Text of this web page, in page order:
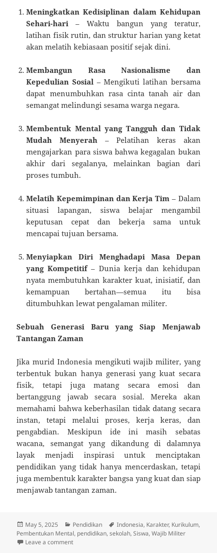
Meningkatkan Kedisiplinan dalam Kehidupan
Sehari-hari – Waktu bangun yang teratur,
latihan fisik rutin, dan struktur harian yang ketat
akan melatih kebiasaan positif sejak dini.
Membangun Rasa Nasionalisme dan
Kepedulian Sosial – Mengikuti latihan bersama
dapat menumbuhkan rasa cinta tanah air dan
semangat melindungi sesama warga negara.
Membentuk Mental yang Tangguh dan Tidak
Mudah Menyerah – Pelatihan keras akan
mengajarkan para siswa bahwa kegagalan bukan
akhir dari segalanya, melainkan bagian dari
proses tumbuh.
Melatih Kepemimpinan dan Kerja Tim – Dalam
situasi lapangan, siswa belajar mengambil
keputusan cepat dan bekerja sama untuk
mencapai tujuan bersama.
Menyiapkan Diri Menghadapi Masa Depan
yang Kompetitif– Dunia kerja dan kehidupan
nyata membutuhkan karakter kuat, inisiatif, dan
kemampuan bertahan—semua itu bisa
ditumbuhkan lewat pengalaman militer.
Sebuah Generasi Baru yang Siap Menjawab
Tantangan Zaman
Jika murid Indonesia mengikuti wajib militer, yang
terbentuk bukan hanya generasi yang kuat secara
fisik, tetapi juga matang secara emosi dan
bertanggung jawab secara sosial. Mereka akan
memahami bahwa keberhasilan tidak datang secara
instan, tetapi melalui proses, kerja keras, dan
pengabdian. Meskipun ide ini masih sebatas
wacana, semangat yang dikandung di dalamnya
layak menjadi inspirasi untuk menciptakan
pendidikan yang tidak hanya mencerdaskan, tetapi
juga membentuk karakter bangsa yang kuat dan siap
menjawab tantangan zaman.
Posted
on
May 5, 2025 Categories
Pendidikan Tags
Indonesia, Karakter, Kurikulum,
Pembentukan Mental, pendidikan,sekolah,Siswa,Wajib Militer
Leave a commenton Jika Murid Indonesia Mengikuti Wajib Militer,